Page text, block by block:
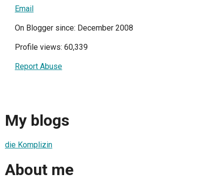
Email
On Blogger since: December 2008
Profile views: 60,339
Report Abuse
My blogs
die Komplizin
About me